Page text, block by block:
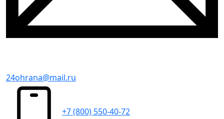
24ohrana@mail.ru
+7 (800) 550-40-72